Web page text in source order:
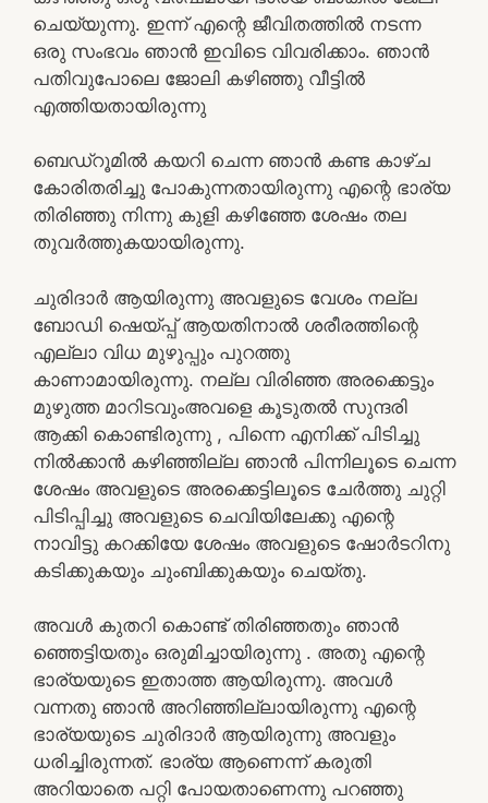
ചെയ്യുന്നു. ഇന്ന് എന്റെ ജീവിതത്തിൽ നടന്ന
ഒരു സംഭവം ഞാൻ ഇവിടെ വിവരിക്കാം. ഞാൻ
പതിവുപോലെ ജോലി കഴിഞ്ഞു വീട്ടിൽ
എത്തിയതായിരുന്നു
ബെഡ്റൂമിൽ കയറി ചെന്ന ഞാൻ കണ്ട കാഴ്ച
കോരിതരിച്ചു പോകുന്നതായിരുന്നു എന്റെ ഭാര്യ
തിരിഞ്ഞു നിന്നു കുളി കഴിഞ്ഞേ ശേഷം തല
തുവർത്തുകയായിരുന്നു.
ചുരിദാർ ആയിരുന്നു അവളുടെ വേശം നല്ല
ബോഡി ഷെയ്പ്പ് ആയതിനാൽ ശരീരത്തിന്റെ
എല്ലാ വിധ മുഴുപ്പും പുറത്തു
കാണാമായിരുന്നു. നല്ല വിരിഞ്ഞ അരക്കെട്ടും
മുഴുത്ത മാറിടവുംഅവളെ കൂടുതൽ സുന്ദരി
ആക്കി കൊണ്ടിരുന്നു , പിന്നെ എനിക്ക് പിടിച്ചു
നിൽക്കാൻ കഴിഞ്ഞില്ല ഞാൻ പിന്നിലൂടെ ചെന്ന
ശേഷം അവളുടെ അരക്കെട്ടിലൂടെ ചേർത്തു ചുറ്റി
പിടിപ്പിച്ചു അവളുടെ ചെവിയിലേക്കു എന്റെ
നാവിട്ടു കറക്കിയേ ശേഷം അവളുടെ ഷോർടറിനു
കടിക്കുകയും ചുംബിക്കുകയും ചെയ്തു.
അവൾ കുതറി കൊണ്ട് തിരിഞ്ഞതും ഞാൻ
ഞ്ഞെട്ടിയതും ഒരുമിച്ചായിരുന്നു . അതു എന്റെ
ഭാര്യയുടെ ഇതാത്ത ആയിരുന്നു. അവൾ
വന്നതു ഞാൻ അറിഞ്ഞില്ലായിരുന്നു എന്റെ
ഭാര്യയുടെ ചുരിദാർ ആയിരുന്നു അവളും
ധരിച്ചിരുന്നത്. ഭാര്യ ആണെന്ന് കരുതി
അറിയാതെ പറ്റി പോയതാണെന്നു പറഞ്ഞു